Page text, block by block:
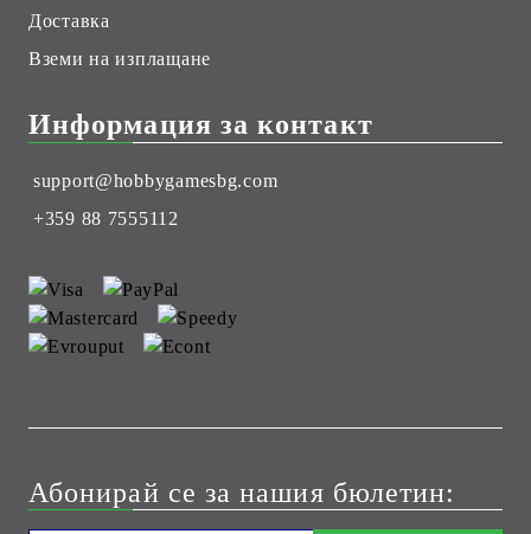
Доставка
Вземи на изплащане
Информация за контакт
support@hobbygamesbg.com
+359 88 7555112
Абонирай се за нашия бюлетин: